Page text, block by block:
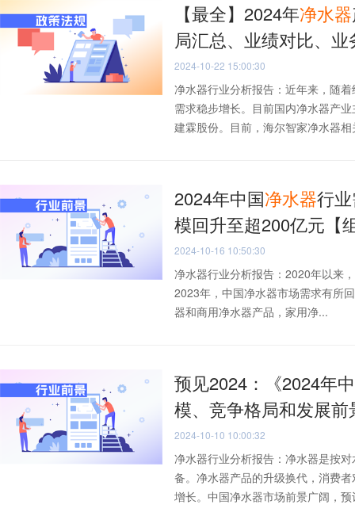
【最全】2024年净水器
局汇总、业绩对比、
2024-10-22 15:00:30
净水器行业分析报告：近年来，随
需求稳步增长。目前国内净水器产
建霖股份。目前，海尔智家净水器
2024年中国净水器行
模回升至超200亿元【
2024-10-16 10:50:30
净水器行业分析报告：2020年以来
2023年，中国净水器市场需求有所
器和商用净水器产品，家用净...
预见2024：《2024年
模、竞争格局和发展前
2024-10-10 10:00:32
净水器行业分析报告：净水器是按
备。净水器产品的升级换代，消费
增长。中国净水器市场前景广阔，